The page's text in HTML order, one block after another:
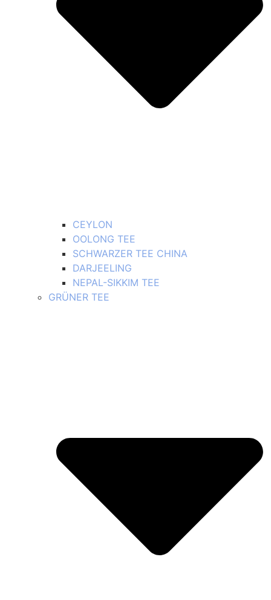
CEYLON
OOLONG TEE
SCHWARZER TEE CHINA
DARJEELING
NEPAL-SIKKIM TEE
GRÜNER TEE